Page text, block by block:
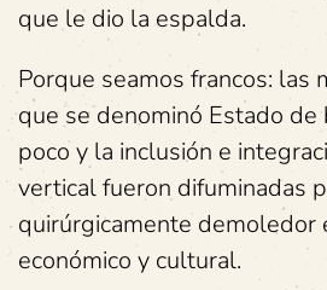
que le dio la espalda.
Porque seamos francos: las
que se denominó Estado
poco y la inclusión e
vertical fueron difuminadas
quirúrgicamente demoledor
económico y cultural.